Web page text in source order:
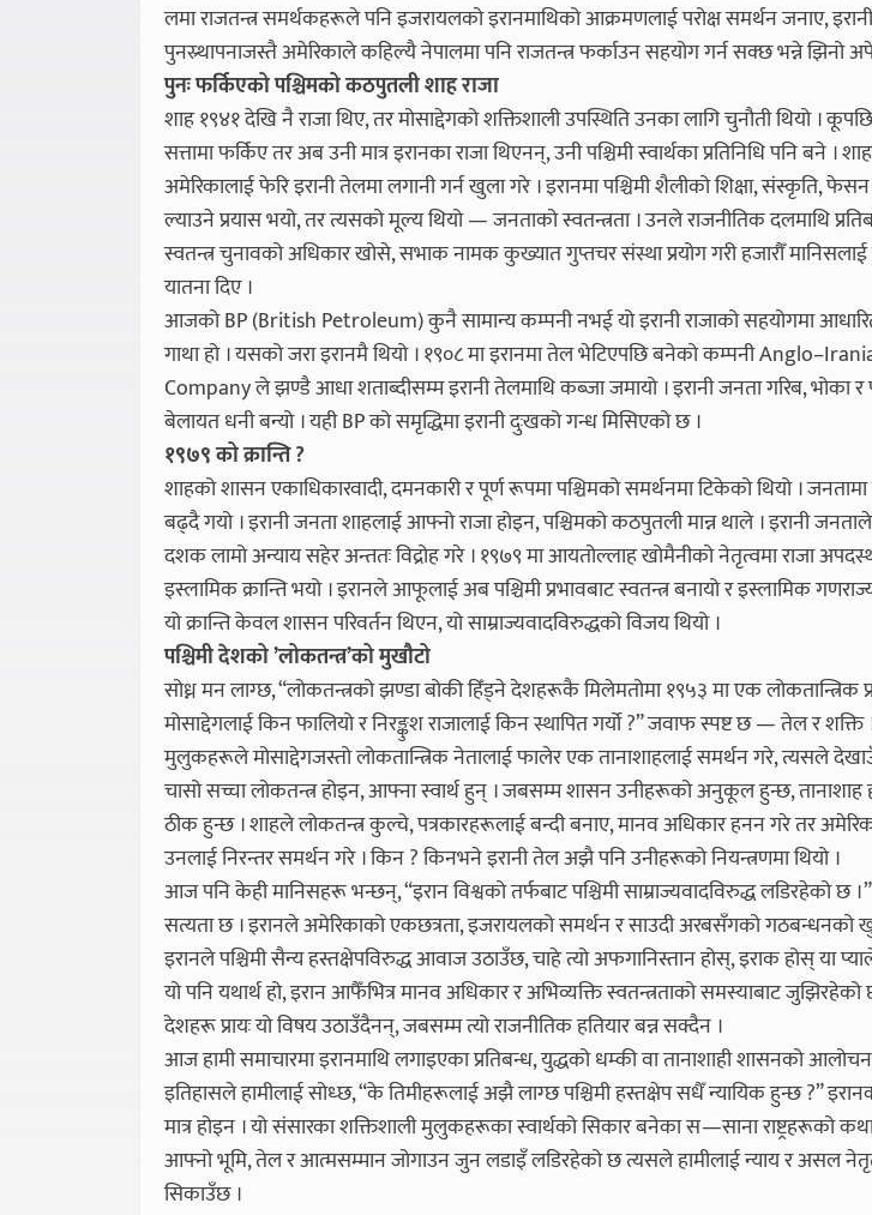
लमा राजतन्त्र समर्थकहरूले पनि इजरायलको इरानमाथिको आक्रमणलाई परोक्ष समर्थन जनाए,
पुनस्र्थापनाजस्तै अमेरिकाले कहिल्यै नेपालमा पनि राजतन्त्र फर्काउन सहयोग गर्न सक्छ भन्ने झिनो
पुनः फर्किएको पश्चिमको कठपुतली शाह राजा
शाह १९४१ देखि नै राजा थिए, तर मोसाद्देगको शक्तिशाली उपस्थिति उनका लागि चुनौती थियो ।
सत्तामा फर्किए तर अब उनी मात्र इरानका राजा थिएनन्, उनी पश्चिमी स्वार्थका प्रतिनिधि पनि बने ।
अमेरिकालाई फेरि इरानी तेलमा लगानी गर्न खुला गरे । इरानमा पश्चिमी शैलीको शिक्षा, संस्कृति,
ल्याउने प्रयास भयो, तर त्यसको मूल्य थियो — जनताको स्वतन्त्रता । उनले राजनीतिक दलमाथि
स्वतन्त्र चुनावको अधिकार खोसे, सभाक नामक कुख्यात गुप्तचर संस्था प्रयोग गरी हजारौँ मानिसलाई
यातना दिए ।
आजको BP (British Petroleum) कुनै सामान्य कम्पनी नभई यो इरानी राजाको सहयोगमा
गाथा हो । यसको जरा इरानमै थियो । १९०८ मा इरानमा तेल भेटिएपछि बनेको कम्पनी
Company ले झण्डै आधा शताब्दीसम्म इरानी तेलमाथि कब्जा जमायो । इरानी जनता गरिब, भोका र
बेलायत धनी बन्यो । यही BP को समृद्धिमा इरानी दुःखको गन्ध मिसिएको छ ।
१९७९ को क्रान्ति ?
शाहको शासन एकाधिकारवादी, दमनकारी र पूर्ण रूपमा पश्चिमको समर्थनमा टिकेको थियो ।
बढ्दै गयो । इरानी जनता शाहलाई आफ्नो राजा होइन, पश्चिमको कठपुतली मान्न थाले । इरानी
दशक लामो अन्याय सहेर अन्ततः विद्रोह गरे । १९७९ मा आयतोल्लाह खोमैनीको नेतृत्वमा राजा
इस्लामिक क्रान्ति भयो । इरानले आफूलाई अब पश्चिमी प्रभावबाट स्वतन्त्र बनायो र इस्लामिक
यो क्रान्ति केवल शासन परिवर्तन थिएन, यो साम्राज्यवादविरुद्धको विजय थियो ।
पश्चिमी देशको ’लोकतन्त्र’को मुखौटो
सोध्न मन लाग्छ, “लोकतन्त्रको झण्डा बोकी हिँड्ने देशहरूकै मिलेमतोमा १९५३ मा एक लोकतान्त्रिक
मोसाद्देगलाई किन फालियो र निरङ्कुश राजालाई किन स्थापित गर्यो ?” जवाफ स्पष्ट छ — तेल र शक्ति
मुलुकहरूले मोसाद्देगजस्तो लोकतान्त्रिक नेतालाई फालेर एक तानाशाहलाई समर्थन गरे, त्यसले
चासो सच्चा लोकतन्त्र होइन, आफ्ना स्वार्थ हुन् । जबसम्म शासन उनीहरूको अनुकूल हुन्छ, तानाशाह
ठीक हुन्छ । शाहले लोकतन्त्र कुल्चे, पत्रकारहरूलाई बन्दी बनाए, मानव अधिकार हनन गरे तर
उनलाई निरन्तर समर्थन गरे । किन ? किनभने इरानी तेल अझै पनि उनीहरूको नियन्त्रणमा थियो ।
आज पनि केही मानिसहरू भन्छन्, “इरान विश्वको तर्फबाट पश्चिमी साम्राज्यवादविरुद्ध लडिरहेको छ
सत्यता छ । इरानले अमेरिकाको एकछत्रता, इजरायलको समर्थन र साउदी अरबसँगको गठबन्धनको
इरानले पश्चिमी सैन्य हस्तक्षेपविरुद्ध आवाज उठाउँछ, चाहे त्यो अफगानिस्तान होस्, इराक होस् या
यो पनि यथार्थ हो, इरान आफैँभित्र मानव अधिकार र अभिव्यक्ति स्वतन्त्रताको समस्याबाट जुझिरहेको
देशहरू प्रायः यो विषय उठाउँदैनन्, जबसम्म त्यो राजनीतिक हतियार बन्न सक्दैन ।
आज हामी समाचारमा इरानमाथि लगाइएका प्रतिबन्ध, युद्धको धम्की वा तानाशाही शासनको
इतिहासले हामीलाई सोध्छ, “के तिमीहरूलाई अझै लाग्छ पश्चिमी हस्तक्षेप सधैँ न्यायिक हुन्छ ?”
मात्र होइन । यो संसारका शक्तिशाली मुलुकहरूका स्वार्थको सिकार बनेका स—साना राष्ट्रहरूको
आफ्नो भूमि, तेल र आत्मसम्मान जोगाउन जुन लडाइँ लडिरहेको छ त्यसले हामीलाई न्याय र असल
सिकाउँछ ।